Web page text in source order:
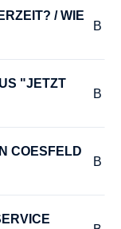
/ WIE
"JETZT
COESFELD